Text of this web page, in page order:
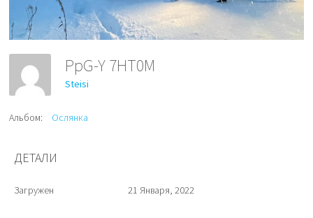
PpG-Y 7HT0M
Steisi
Альбом: Ослянка
ДЕТАЛИ
Загружен 21 Января, 2022